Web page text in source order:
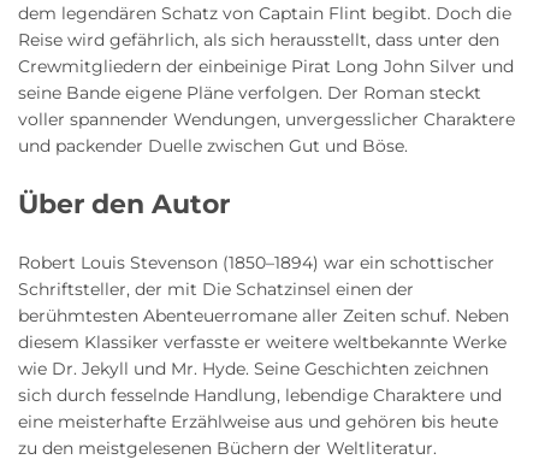
dem legendären Schatz von Captain Flint begibt. Doch die
Reise wird gefährlich, als sich herausstellt, dass unter den
Crewmitgliedern der einbeinige Pirat Long John Silver und
seine Bande eigene Pläne verfolgen. Der Roman steckt
voller spannender Wendungen, unvergesslicher Charaktere
und packender Duelle zwischen Gut und Böse.
Über den Autor
Robert Louis Stevenson (1850–1894) war ein schottischer
Schriftsteller, der mit Die Schatzinsel einen der
berühmtesten Abenteuerromane aller Zeiten schuf. Neben
diesem Klassiker verfasste er weitere weltbekannte Werke
wie Dr. Jekyll und Mr. Hyde. Seine Geschichten zeichnen
sich durch fesselnde Handlung, lebendige Charaktere und
eine meisterhafte Erzählweise aus und gehören bis heute
zu den meistgelesenen Büchern der Weltliteratur.